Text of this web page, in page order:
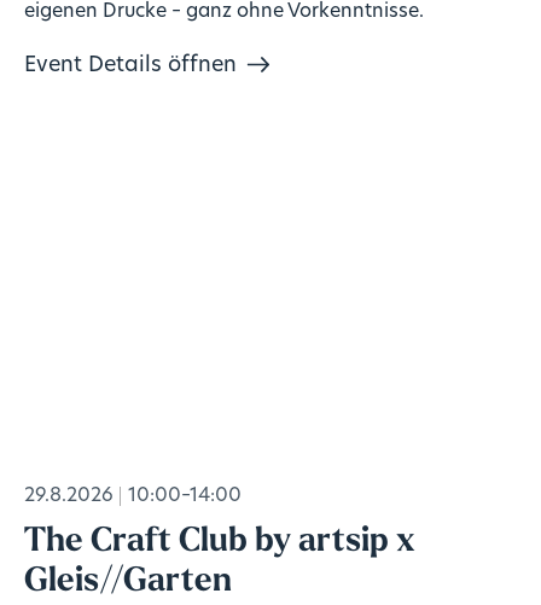
eigenen Drucke – ganz ohne Vorkenntnisse.
Event Details öffnen
29.8.2026 10:00–14:00
The Craft Club by artsip x
Gleis//Garten